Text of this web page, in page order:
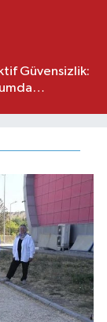
Güvensizlik: